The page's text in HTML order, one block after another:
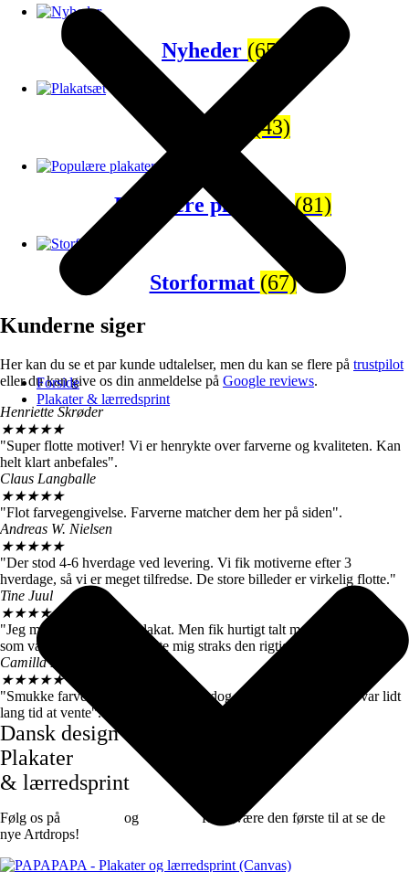
Forside
Plakater & lærredsprint
Nyheder (65)
(43)
Populære plakater(81)
Storformat (67)
Kunderne siger
Her kan du se et par kunde udtalelser, men du kan se flere på trustpilot
eller du kan give os din anmeldelse på Google reviews.
Henriette Skrøder
★★★★★
"Super flotte motiver! Vi er henrykte over farverne og kvaliteten. Kan
helt klart anbefales".
Claus Langballe
★★★★★
"Flot farvegengivelse. Farverne matcher dem her på siden".
Andreas W. Nielsen
★★★★★
"Der stod 4-6 hverdage ved levering. Vi fik motiverne efter 3
hverdage, så vi er meget tilfredse. De store billeder er virkelig flotte."
Tine Juul
★★★★★
"Jeg modtog en forkert plakat. Men fik hurtigt talt med kundeservice
som var super søde og sendte mig straks den rigtige".
Camilla Høj
★★★★★
"Smukke farver og motiver, de kom dog først efter 7 dage, det var lidt
lang tid at vente".
Dansk design
Plakater
& lærredsprint
Følg os på og instagramfor at være den første til at se de
nye Artdrops!